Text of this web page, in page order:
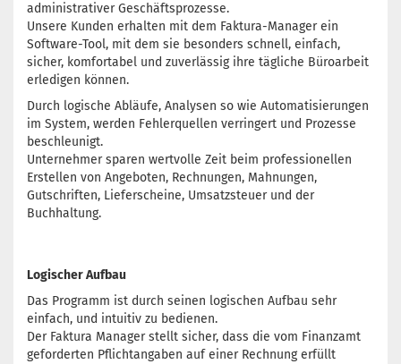
administrativer Geschäftsprozesse.
Unsere Kunden erhalten mit dem Faktura-Manager ein
Software-Tool, mit dem sie besonders schnell, einfach,
sicher, komfortabel und zuverlässig ihre tägliche Büroarbeit
erledigen können.
Durch logische Abläufe, Analysen so wie Automatisierungen
im System, werden Fehlerquellen verringert und Prozesse
beschleunigt.
Unternehmer sparen wertvolle Zeit beim professionellen
Erstellen von Angeboten, Rechnungen, Mahnungen,
Gutschriften, Lieferscheine, Umsatzsteuer und der
Buchhaltung.
Logischer Aufbau
Das Programm ist durch seinen logischen Aufbau sehr
einfach, und intuitiv zu bedienen.
Der Faktura Manager stellt sicher, dass die vom Finanzamt
geforderten Pflichtangaben auf einer Rechnung erfüllt